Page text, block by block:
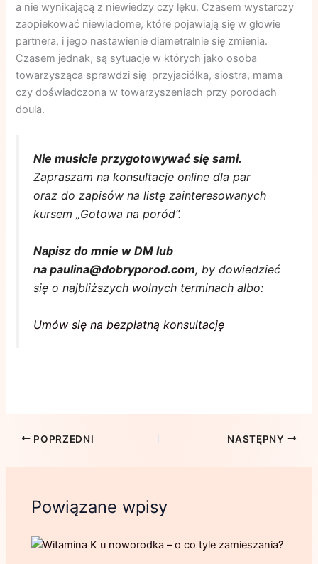
a nie wynikającą z niewiedzy czy lęku. Czasem wystarczy
zaopiekować niewiadome, które pojawiają się w głowie
partnera, i jego nastawienie diametralnie się zmienia.
Czasem jednak, są sytuacje w których jako osoba
towarzysząca sprawdzi się przyjaciółka, siostra, mama
czy doświadczona w towarzyszeniach przy porodach
doula.
Nie musicie przygotowywać się sami.
Zapraszam na konsultacje online dla par
oraz do zapisów na listę zainteresowanych
kursem „Gotowa na poród”.
Napisz do mnie w DM lub
na paulina@dobryporod.com, by dowiedzieć
się o najbliższych wolnych terminach albo:
Umów się na bezpłatną konsultację
POPRZEDNI NASTĘPNY
Powiązane wpisy